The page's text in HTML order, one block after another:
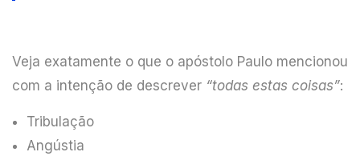
Veja exatamente o que o apóstolo Paulo mencionou
com a intenção de descrever “todas estas coisas”:
Tribulação
Angústia